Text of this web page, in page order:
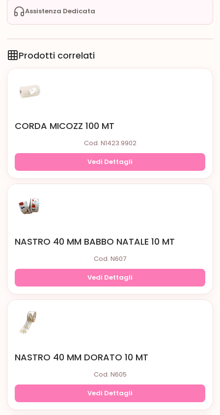
Assistenza Dedicata
Prodotti correlati
CORDA MICOZZ 100 MT
Cod. N1423.9902
Vedi Dettagli
NASTRO 40 MM BABBO NATALE 10 MT
Cod. N607
Vedi Dettagli
NASTRO 40 MM DORATO 10 MT
Cod. N605
Vedi Dettagli